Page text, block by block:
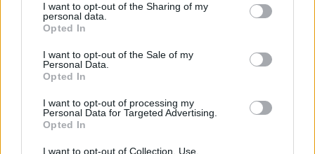
I want to opt-out of the Sharing of my
personal data.
Opted In
I want to opt-out of the Sale of my
Personal Data.
Opted In
I want to opt-out of processing my
Personal Data for Targeted Advertising.
Opted In
I want to opt-out of Collection, Use,
CT da Petrogal desafia Montenegro a tomar “posição clara”
A Comissão Central de Trabalhadores (CCT) da Petrogal desafiou
hoje o primeiro-ministro a assumir...
5 Agosto, 2026 - 17:56